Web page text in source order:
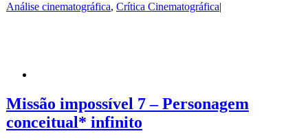
Análise cinematográfica, Crítica Cinematográfica|
Missão impossível 7 – Personagem
conceitual* infinito